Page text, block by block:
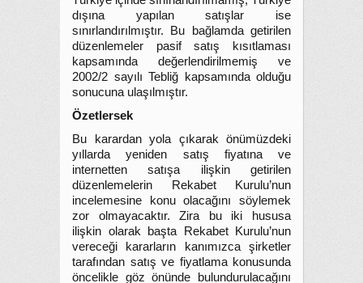
dışına yapılan satışlar ise
sınırlandırılmıştır. Bu bağlamda getirilen
düzenlemeler pasif satış kısıtlaması
kapsamında değerlendirilmemiş ve
2002/2 sayılı Tebliğ kapsamında olduğu
sonucuna ulaşılmıştır.
Özetlersek
Bu karardan yola çıkarak önümüzdeki
yıllarda yeniden satış fiyatına ve
internetten satışa ilişkin getirilen
düzenlemelerin Rekabet Kurulu’nun
incelemesine konu olacağını söylemek
zor olmayacaktır. Zira bu iki hususa
ilişkin olarak başta Rekabet Kurulu’nun
vereceği kararların kanımızca şirketler
tarafından satış ve fiyatlama konusunda
öncelikle göz önünde bulundurulacağını